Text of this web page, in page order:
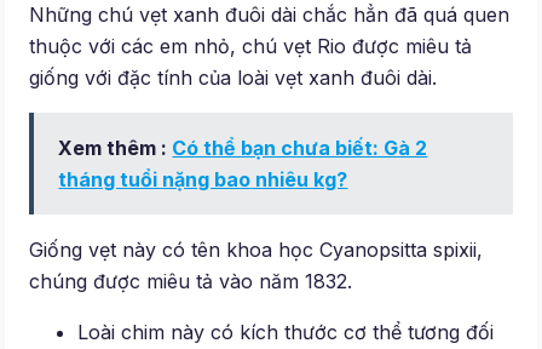
Những chú vẹt xanh đuôi dài chắc hẳn đã quá quen
thuộc với các em nhỏ, chú vẹt Rio được miêu tả
giống với đặc tính của loài vẹt xanh đuôi dài.
Xem thêm : Có thể bạn chưa biết: Gà 2
tháng tuổi nặng bao nhiêu kg?
Giống vẹt này có tên khoa học Cyanopsitta spixii,
chúng được miêu tả vào năm 1832.
Loài chim này có kích thước cơ thể tương đối